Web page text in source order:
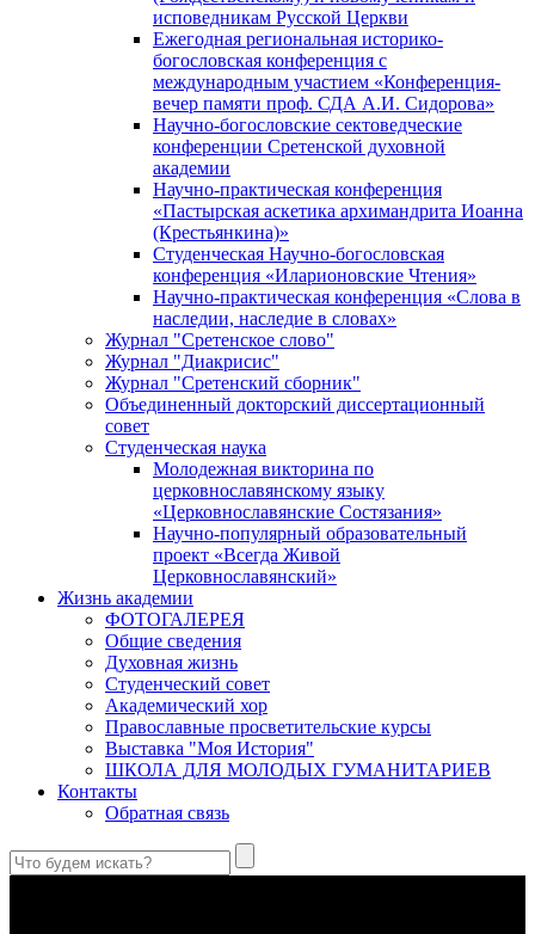
исповедникам Русской Церкви
Ежегодная региональная историко-
богословская конференция с
международным участием «Конференция-
вечер памяти проф. СДА А.И. Сидорова»
Научно-богословские сектоведческие
конференции Сретенской духовной
академии
Научно-практическая конференция
«Пастырская аскетика архимандрита Иоанна
(Крестьянкина)»
Студенческая Научно-богословская
конференция «Иларионовские Чтения»
Научно-практическая конференция «Cлова в
наследии, наследие в словах»
Журнал "Сретенское слово"
Журнал "Диакрисис"
Журнал "Сретенский сборник"
Объединенный докторский диссертационный
совет
Студенческая наука
Молодежная викторина по
церковнославянскому языку
«Церковнославянские Состязания»
Научно-популярный образовательный
проект «Всегда Живой
Церковнославянский»
Жизнь академии
ФОТОГАЛЕРЕЯ
Общие сведения
Духовная жизнь
Студенческий совет
Академический хор
Православные просветительские курсы
Выставка "Моя История"
ШКОЛА ДЛЯ МОЛОДЫХ ГУМАНИТАРИЕВ
Контакты
Обратная связь